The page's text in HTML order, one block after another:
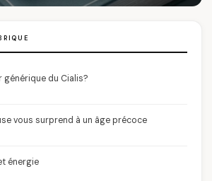
générique du Cialis?
vous surprend à un âge précoce
énergie